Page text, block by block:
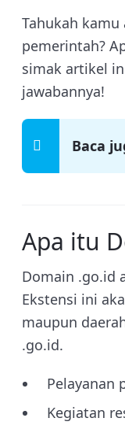
Tahukah
pemerintah?
simak artikel
jawabannya!
Baca
Apa itu
Domain .go.id
Ekstensi ini
maupun
.go.id.
Pelayanan
Kegiatan